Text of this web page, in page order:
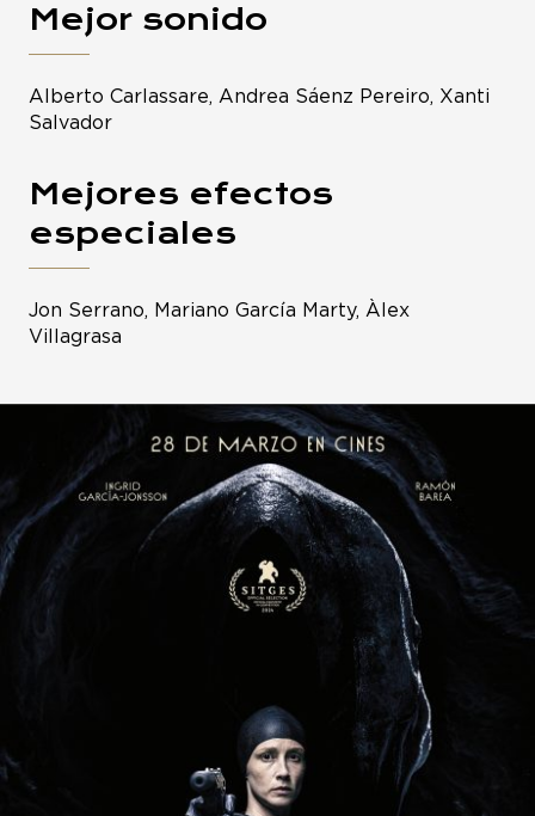
Mejor sonido
Alberto Carlassare, Andrea Sáenz Pereiro, Xanti
Salvador
Mejores efectos
especiales
Jon Serrano, Mariano García Marty, Àlex
Villagrasa